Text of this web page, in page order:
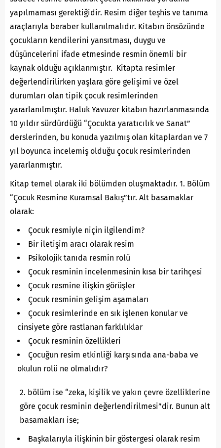
yapılmaması gerektiğidir. Resim diğer teşhis ve tanıma
araçlarıyla beraber kullanılmalıdır. Kitabın önsözünde
çocukların kendilerini yansıtması, duygu ve
düşüncelerini ifade etmesinde resmin önemli bir
kaynak olduğu açıklanmıştır. Kitapta resimler
değerlendirilirken yaşlara göre gelişimi ve özel
durumları olan tipik çocuk resimlerinden
yararlanılmıştır. Haluk Yavuzer kitabın hazırlanmasında
10 yıldır sürdürdüğü “Çocukta yaratıcılık ve Sanat”
derslerinden, bu konuda yazılmış olan kitaplardan ve 7
yıl boyunca incelemiş olduğu çocuk resimlerinden
yararlanmıştır.
Kitap temel olarak iki bölümden oluşmaktadır. 1. Bölüm
“Çocuk Resmine Kuramsal Bakış”tır. Alt basamaklar
olarak:
Çocuk resmiyle niçin ilgilendim?
Bir iletişim aracı olarak resim
Psikolojik tanıda resmin rolü
Çocuk resminin incelenmesinin kısa bir tarihçesi
Çocuk resmine ilişkin görüşler
Çocuk resminin gelişim aşamaları
Çocuk resimlerinde en sık işlenen konular ve
cinsiyete göre rastlanan farklılıklar
Çocuk resminin özellikleri
Çocuğun resim etkinliği karşısında ana-baba ve
okulun rolü ne olmalıdır?
bölüm ise “zeka, kişilik ve yakın çevre özelliklerine
göre çocuk resminin değerlendirilmesi”dir. Bunun alt
basamakları ise;
Başkalarıyla ilişkinin bir göstergesi olarak resim